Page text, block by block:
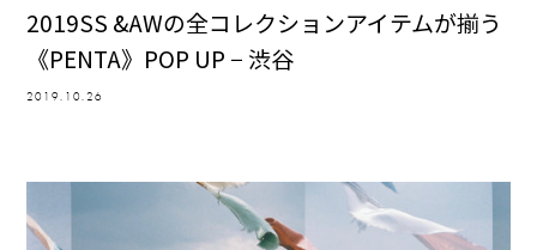
2019SS &AWの全コレクションアイテムが揃う
《PENTA》POP UP − 渋谷
2019.10.26